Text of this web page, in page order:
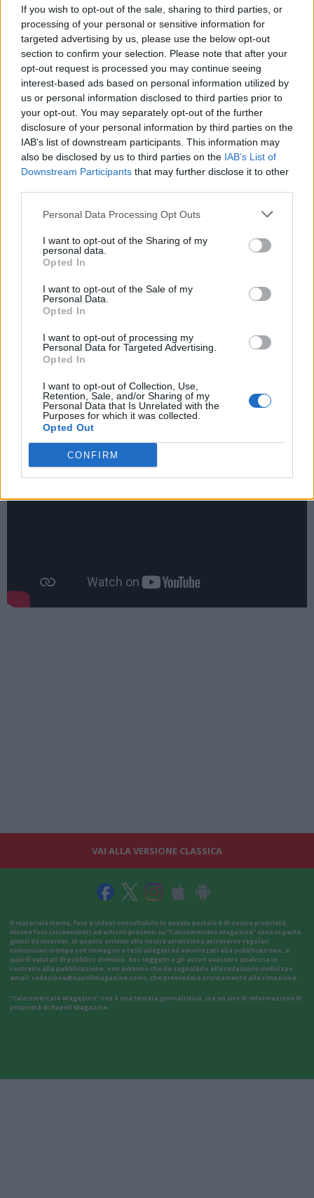
If you wish to opt-out of the sale, sharing to third parties, or
processing of your personal or sensitive information for
targeted advertising by us, please use the below opt-out
section to confirm your selection. Please note that after your
opt-out request is processed you may continue seeing
interest-based ads based on personal information utilized by
us or personal information disclosed to third parties prior to
your opt-out. You may separately opt-out of the further
disclosure of your personal information by third parties on the
IAB’s list of downstream participants. This information may
also be disclosed by us to third parties on the IAB’s List of
Downstream Participants that may further disclose it to other
Personal Data Processing Opt Outs
I want to opt-out of the Sharing of my
personal data.
Opted In
I want to opt-out of the Sale of my
Personal Data.
Opted In
I want to opt-out of processing my
Personal Data for Targeted Advertising.
Opted In
I want to opt-out of Collection, Use,
Retention, Sale, and/or Sharing of my
Personal Data that Is Unrelated with the
Purposes for which it was collected.
Opted Out
CONFIRM
ha funzionato perchè c'erano più spazi in trasferta, in casa
servirà qualcosa di diverso contro le squadre più chiuse.
Contro il City in Champions palleggiare sarebbe un rischio, si
potrebbe invece saltare la pressione attaccando la profondità.
Mi aspetto Lang in campo, ci sarà spazio anche per Neres. Mi
aspetto soprattutto una squadra adatta ad Hojlund, visti
anche i soldi investiti per lui. Buongiorno? E' un giocatore
fondamentale, impatta su tutta la squadra. E' il miglior
difensore italiano, in più con lui la squadra è più alta di 20
metri, è un giocatore che manca all'Inter per esempio. Vorrei
entrare nella testa dei commentatori a trazione nordista, si
parla del Napoli quasi con imbarazzo. Il Napoli dà fastidio,
soprattutto dopo una campagna acquisti faraonica. I
commenti su De Bruyne sono incredibili, serve una vera faccia
tosta. Il Napoli ha fatto spese in Premier League, nessuno lo
ha fatto. Sono arrivati il belga, Hojlund, uno come Beukema
che adesso qui è un'alternativa. Altrove c'è gente che non ha
preso Lookman dopo una lunga trattativa e che non è riuscita
a riprendere Kolo Muani, quindi certi commenti non li capisco.
In molti non sono obiettivi, mi chiedo cosa sia successo a certi
giornalisti. Basterebbe dichiarare gli intenti, visto che ci sono
maggiori lettori che tifano Juventus, Milan ed Inter. Il Milan ad
esempio ha fatto un mercato pessimo, non ha preso nessuno
dei suoi obiettivi".
VAI ALLA VERSIONE CLASSICA
Il materiale (testo, foto e video) consultabile in questo portale è di nostra proprietà.
Alcune foto (screenshot) ed articoli presenti su "Calciomercato Magazine" sono in parte
giunti da internet, in quanto arrivati alla nostra attenzione attraverso regolari
comunicati stampa con immagini e testi allegati ed autorizzati alla pubblicazione, e
quindi valutati di pubblico dominio. Se i soggetti o gli autori avessero qualcosa in
contrario alla pubblicazione, non avranno che da segnalarlo alla redazione (indirizzo
email: redazione@napolimagazine.com), che provvederà prontamente alla rimozione.
"Calciomercato Magazine" non è una testata giornalistica, ma un sito di informazione di
proprietà di Napoli Magazine.